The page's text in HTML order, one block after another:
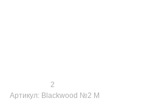
2
Артикул: Blackwood №2 M